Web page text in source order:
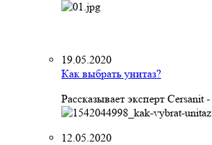
19.05.2020
Как выбрать унитаз?
Рассказывает эксперт
12.05.2020